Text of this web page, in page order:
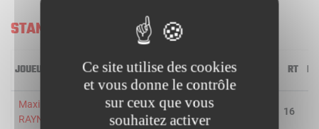
STANFORD CARDINAL
JOUEUR MIN 2R/2T 3R/3T TR/TT 1R/1T RO RT PD
Maxime
RAYNAUD
7/13 1/2 53.3 2/2 16
Ce site utilise des cookies
et vous donne le contrôle
sur ceux que vous
souhaitez activer